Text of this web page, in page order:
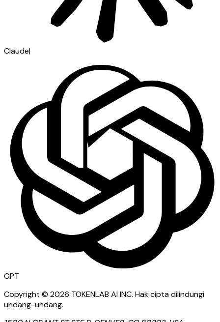
Claude|
GPT
Copyright © 2026 TOKENLAB AI INC. Hak cipta dilindungi
undang-undang.